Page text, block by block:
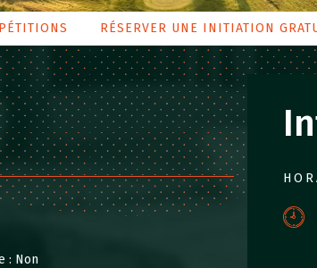
RÉSERVER UNE INITIATION
: Non